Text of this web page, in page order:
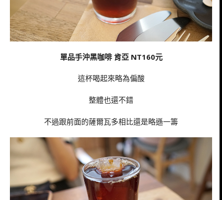
單品手沖黑咖啡 肯亞 NT160元
這杯喝起來略為偏酸
整體也還不錯
不過跟前面的薩爾瓦多相比還是略遜一籌